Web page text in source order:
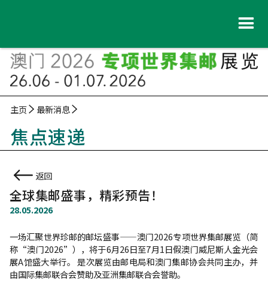
主页 最新消息
焦点速递
返回
全球集邮盛事，精彩预告！
28.05.2026
一场汇聚世界珍邮的邮坛盛事——澳门2026专项世界集邮展览（简
称“澳门2026”），将于6月26日至7月1日假澳门威尼斯人金光会
展A馆盛大举行。 是次展览由邮电局和澳门集邮协会共同主办，并
由国际集邮联合会赞助及亚洲集邮联合会誉助。